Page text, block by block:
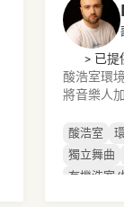
> 已
酸浩室環
將音樂人
酸浩室
獨立舞曲
有機浩室/